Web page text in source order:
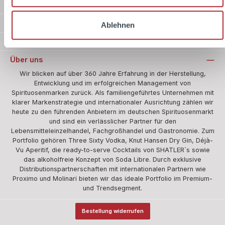
Ablehnen
Standard
Sicher Einkaufen
Über uns
Wir blicken auf über 360 Jahre Erfahrung in der Herstellung,
Entwicklung und im erfolgreichen Management von
Spirituosenmarken zurück. Als familiengeführtes Unternehmen mit
klarer Markenstrategie und internationaler Ausrichtung zählen wir
heute zu den führenden Anbietern im deutschen Spirituosenmarkt
und sind ein verlässlicher Partner für den
Lebensmitteleinzelhandel, Fachgroßhandel und Gastronomie. Zum
Portfolio gehören Three Sixty Vodka, Knut Hansen Dry Gin, Déjà-
Vu Aperitif, die ready-to-serve Cocktails von SHATLER´s sowie
das alkoholfreie Konzept von Soda Libre. Durch exklusive
Distributionspartnerschaften mit internationalen Partnern wie
Proximo und Molinari bieten wir das ideale Portfolio im Premium-
und Trendsegment.
Bestellung widerrufen